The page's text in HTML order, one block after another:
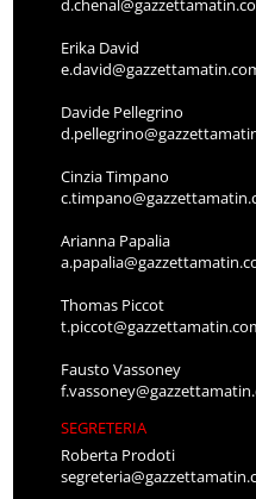
Erika David
Davide Pellegrino
Cinzia Timpano
Arianna Papalia
Thomas Piccot
Fausto Vassoney
SEGRETERIA
Roberta Prodoti